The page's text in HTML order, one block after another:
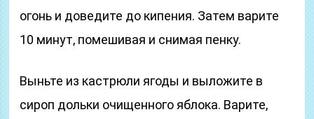
огонь и доведите до кипения. Затем варите
10 минут, помешивая и снимая пенку.
Выньте из кастрюли ягоды и выложите в
сироп дольки очищенного яблока. Варите,